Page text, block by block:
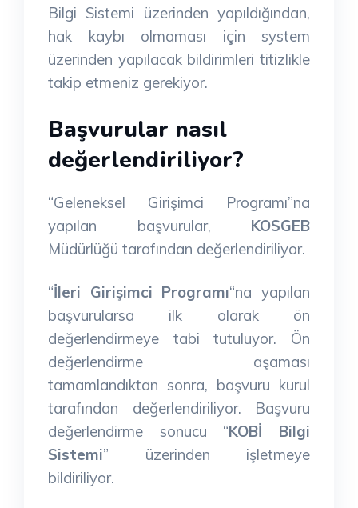
Bilgi Sistemi üzerinden yapıldığından,
hak kaybı olmaması için system
üzerinden yapılacak bildirimleri titizlikle
takip etmeniz gerekiyor.
Başvurular nasıl
değerlendiriliyor?
“Geleneksel Girişimci Programı”na
yapılan başvurular, KOSGEB
Müdürlüğü tarafından değerlendiriliyor.
“İleri Girişimci Programı“na yapılan
başvurularsa ilk olarak ön
değerlendirmeye tabi tutuluyor. Ön
değerlendirme aşaması
tamamlandıktan sonra, başvuru kurul
tarafından değerlendiriliyor. Başvuru
değerlendirme sonucu “KOBİ Bilgi
Sistemi” üzerinden işletmeye
bildiriliyor.